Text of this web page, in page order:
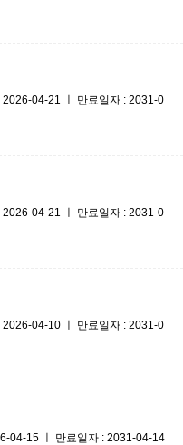
04-21 ㅣ 만료일자 : 2031-0
04-21 ㅣ 만료일자 : 2031-0
04-10 ㅣ 만료일자 : 2031-0
04-15 ㅣ 만료일자 : 2031-04-14